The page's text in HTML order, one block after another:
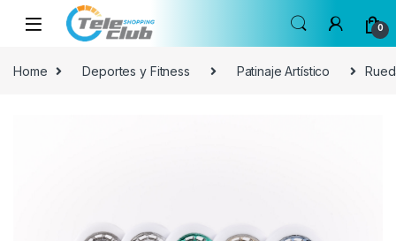
Skip to navigation
Skip to content
0
Home Deportes y Fitness Patinaje Artístico